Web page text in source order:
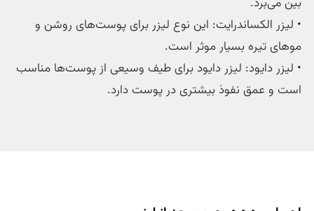
• لیزر الکساندرایت: این نوع لیزر برای پوست‌های روشن و
موهای تیره بسیار موثر است.
• لیزر دایود: لیزر دایود برای طیف وسیعی از پوست‌ها مناسب
است و عمق نفوذ بیشتری در پوست دارد.